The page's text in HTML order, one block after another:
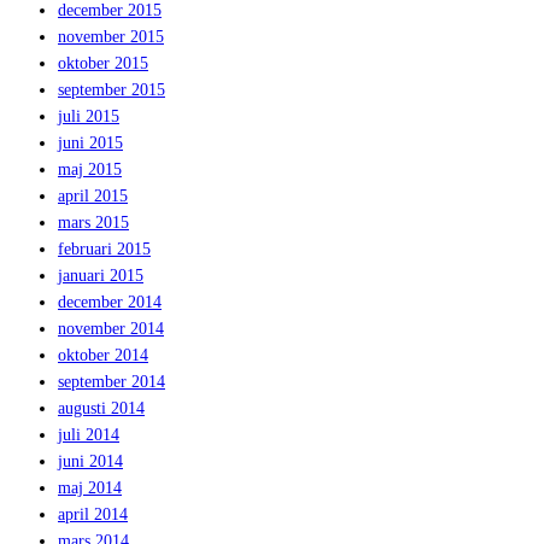
december 2015
november 2015
oktober 2015
september 2015
juli 2015
juni 2015
maj 2015
april 2015
mars 2015
februari 2015
januari 2015
december 2014
november 2014
oktober 2014
september 2014
augusti 2014
juli 2014
juni 2014
maj 2014
april 2014